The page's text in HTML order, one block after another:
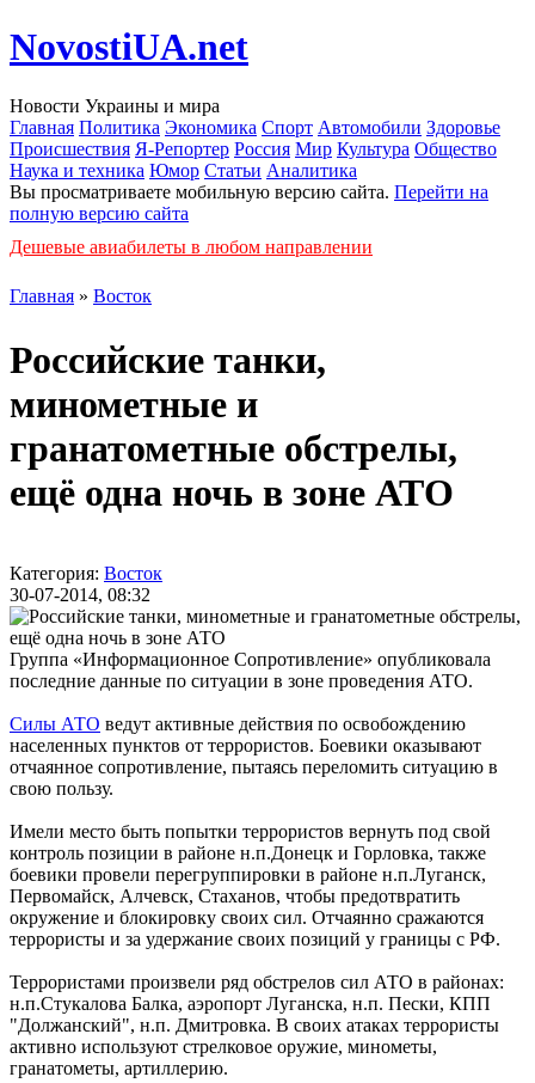
NovostiUA.net
Новости Украины и мира
Главная Политика Экономика Спорт Автомобили Здоровье
Происшествия Я-Репортер Россия Мир Культура Общество
Наука и техника Юмор Статьи Аналитика
Вы просматриваете мобильную версию сайта. Перейти на
полную версию сайта
Дешевые авиабилеты в любом направлении
Главная » Восток
Российские танки,
минометные и
гранатометные обстрелы,
ещё одна ночь в зоне АТО
Категория: Восток
30-07-2014, 08:32
Группа «Информационное Сопротивление» опубликовала
последние данные по ситуации в зоне проведения АТО.
Силы АТО ведут активные действия по освобождению
населенных пунктов от террористов. Боевики оказывают
отчаянное сопротивление, пытаясь переломить ситуацию в
свою пользу.
Имели место быть попытки террористов вернуть под свой
контроль позиции в районе н.п.Донецк и Горловка, также
боевики провели перегруппировки в районе н.п.Луганск,
Первомайск, Алчевск, Стаханов, чтобы предотвратить
окружение и блокировку своих сил. Отчаянно сражаются
террористы и за удержание своих позиций у границы с РФ.
Террористами произвели ряд обстрелов сил АТО в районах:
н.п.Стукалова Балка, аэропорт Луганска, н.п. Пески, КПП
"Должанский", н.п. Дмитровка. В своих атаках террористы
активно используют стрелковое оружие, минометы,
гранатометы, артиллерию.